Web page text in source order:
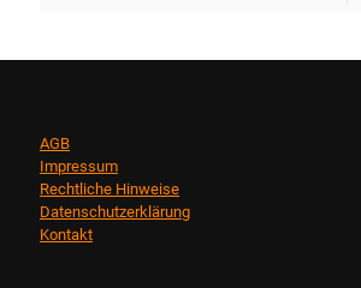
AGB
Impressum
Rechtliche Hinweise
Datenschutzerklärung
Kontakt